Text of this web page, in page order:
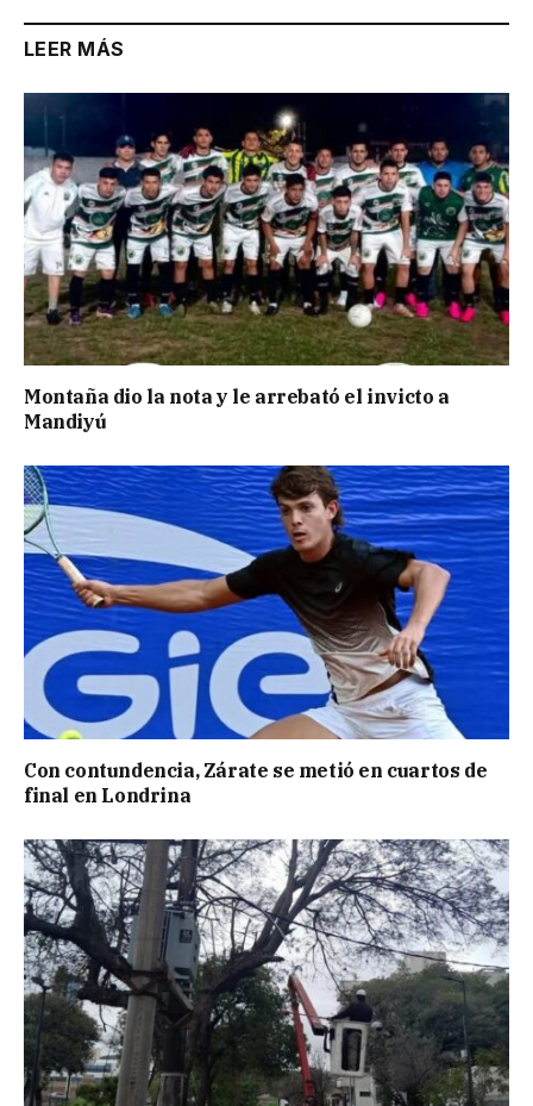
LEER MÁS
Montaña dio la nota y le arrebató el invicto a
Mandiyú
Con contundencia, Zárate se metió en cuartos de
final en Londrina